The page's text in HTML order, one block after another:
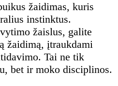
žaidimas, kuris
instinktus.
žaislus, galite
žaidimą, įtraukdami
Tai ne tik
bet ir moko disciplinos.